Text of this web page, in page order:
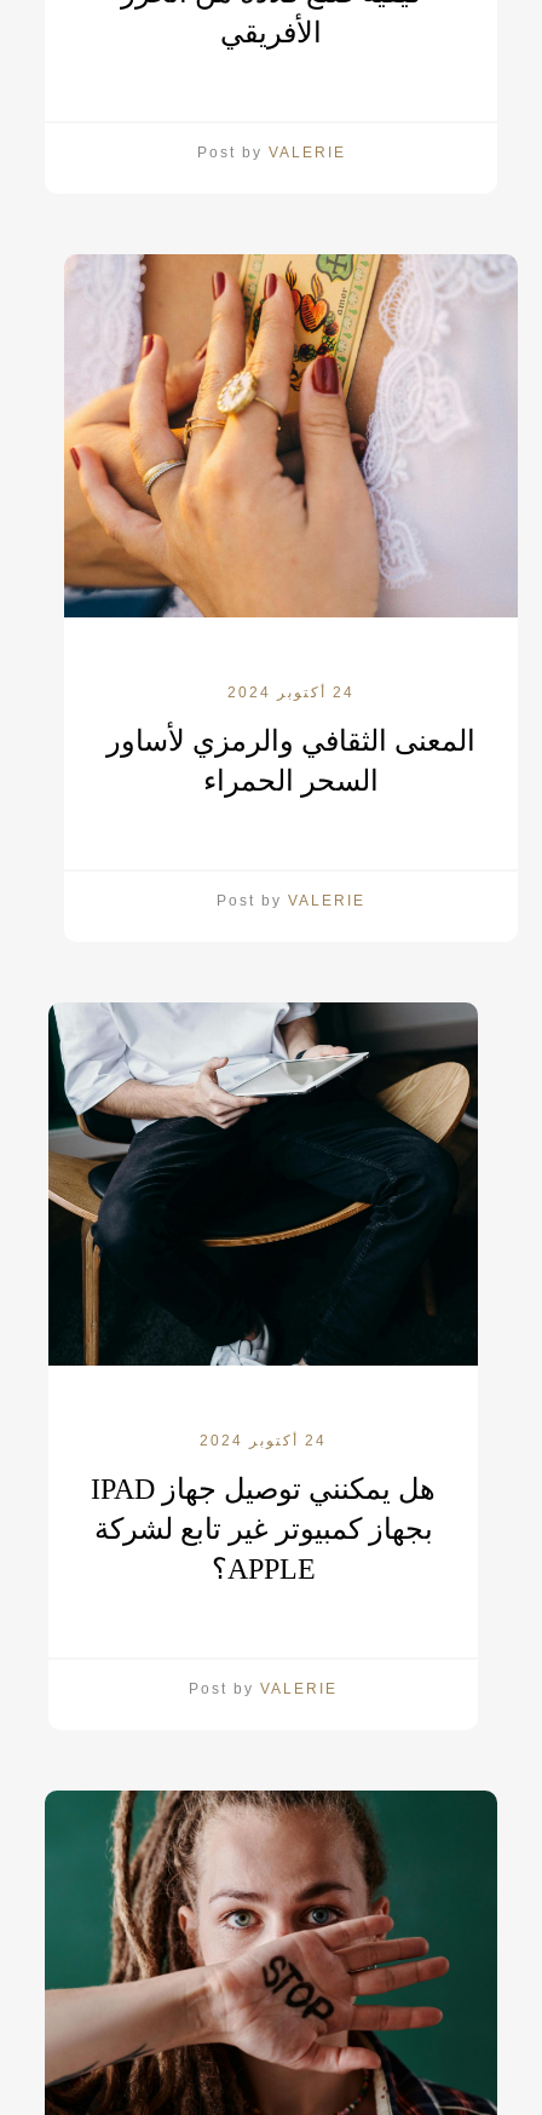
الأفريقي
Post by VALERIE
24 أكتوبر 2024
المعنى الثقافي والرمزي لأساور
السحر الحمراء
Post by VALERIE
24 أكتوبر 2024
هل يمكنني توصيل جهاز IPAD
بجهاز كمبيوتر غير تابع لشركة
APPLE؟
Post by VALERIE